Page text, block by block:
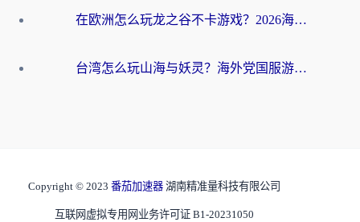
在欧洲怎么玩龙之谷不卡游戏？2026海外党国服游戏加速全攻略
台湾怎么玩山海与妖灵？海外党国服游戏加速全攻略，告别延迟卡顿
Copyright © 2023 番茄加速器 湖南精准量科技有限公司
互联网虚拟专用网业务许可证 B1-20231050